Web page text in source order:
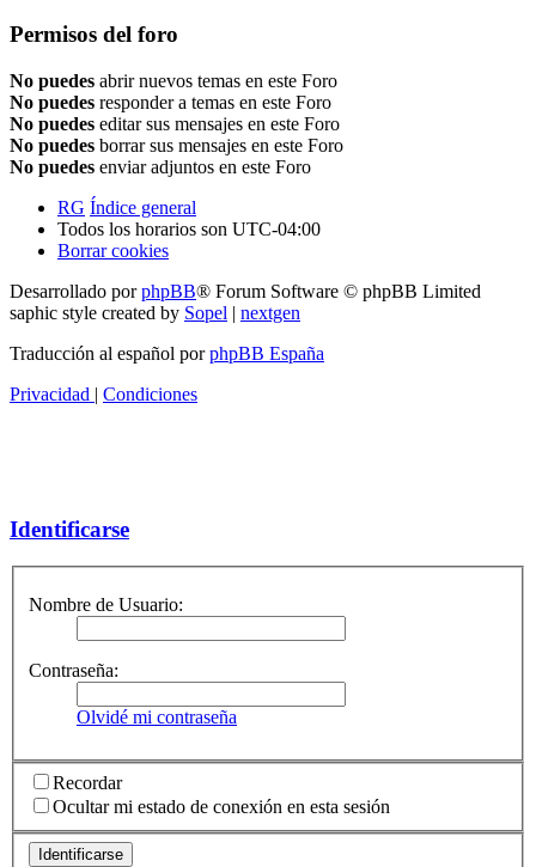
Permisos del foro
No puedes abrir nuevos temas en este Foro
No puedes responder a temas en este Foro
No puedes editar sus mensajes en este Foro
No puedes borrar sus mensajes en este Foro
No puedes enviar adjuntos en este Foro
RG Índice general
Todos los horarios son UTC-04:00
Borrar cookies
Desarrollado porphpBB® Forum Software © phpBB Limited
saphic style created by Sopel | nextgen
Traducción al español porphpBB España
Privacidad | Condiciones
Identificarse
Nombre de Usuario:
Contraseña:
Olvidé mi contraseña
Recordar
Ocultar mi estado de conexión en esta sesión